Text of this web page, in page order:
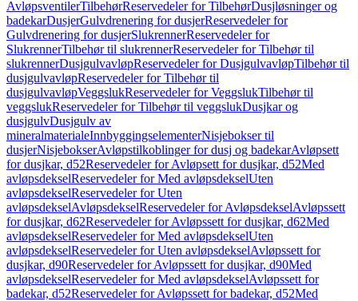
AvløpsventilerTilbehørReservedeler for TilbehørDusjløsninger og
badekarDusjerGulvdrenering for dusjerReservedeler for
Gulvdrenering for dusjerSlukrennerReservedeler for
SlukrennerTilbehør til slukrennerReservedeler for Tilbehør til
slukrennerDusjgulvavløpReservedeler for DusjgulvavløpTilbehør til
dusjgulvavløpReservedeler for Tilbehør til
dusjgulvavløpVeggslukReservedeler for VeggslukTilbehør til
veggslukReservedeler for Tilbehør til veggslukDusjkar og
dusjgulvDusjgulv av
mineralmaterialeInnbyggingselementerNisjebokser til
dusjerNisjebokserAvløpstilkoblinger for dusj og badekarAvløpsett
for dusjkar, d52Reservedeler for Avløpsett for dusjkar, d52Med
avløpsdekselReservedeler for Med avløpsdekselUten
avløpsdekselReservedeler for Uten
avløpsdekselAvløpsdekselReservedeler for AvløpsdekselAvløpssett
for dusjkar, d62Reservedeler for Avløpssett for dusjkar, d62Med
avløpsdekselReservedeler for Med avløpsdekselUten
avløpsdekselReservedeler for Uten avløpsdekselAvløpssett for
dusjkar, d90Reservedeler for Avløpssett for dusjkar, d90Med
avløpsdekselReservedeler for Med avløpsdekselAvløpssett for
badekar, d52Reservedeler for Avløpssett for badekar, d52Med